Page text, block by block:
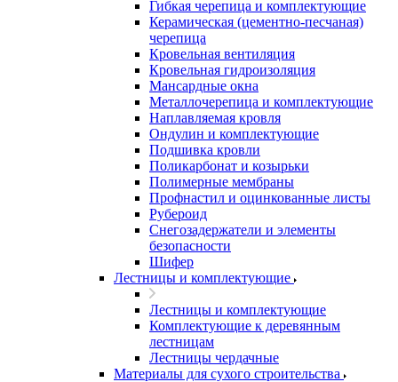
Гибкая черепица и комплектующие
Керамическая (цементно-песчаная)
черепица
Кровельная вентиляция
Кровельная гидроизоляция
Мансардные окна
Металлочерепица и комплектующие
Наплавляемая кровля
Ондулин и комплектующие
Подшивка кровли
Поликарбонат и козырьки
Полимерные мембраны
Профнастил и оцинкованные листы
Рубероид
Снегозадержатели и элементы
безопасности
Шифер
Лестницы и комплектующие
Лестницы и комплектующие
Комплектующие к деревянным
лестницам
Лестницы чердачные
Материалы для сухого строительства